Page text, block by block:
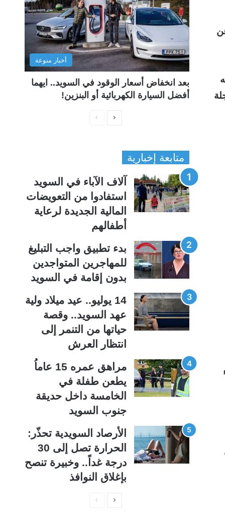
أخبار منوعة
بعد انخفاض أسعار الوقود في السويد.. ايهما
أفضل السيارة الكهربائية أو البنزين!
ا
ل
س
ا
ب
ح
ا
ل
ت
ل
متابعة إخبارية
آلاف الآباء في السويد
استفادوا من التعويضات
المالية الجديدة لرعاية
أطفالهم
بدء تطبيق واجب التبليغ
للمهاجرين المتواجدين
بدون إقامة في السويد
14 يوليو.. عيد ميلاد ولية
عهد السويد.. وقصة
حياتها من التنمر إلى
انتظار العرش
مراهق عمره 15 عاماُ
يطعن طفلة في
الخامسة داخل حديقة
جنوب السويد
الأرصاد السويدية تحذّر:
الحرارة تصل إلى 30
درجة غداً.. وخبيرة تنصح
بإغلاق النوافذ